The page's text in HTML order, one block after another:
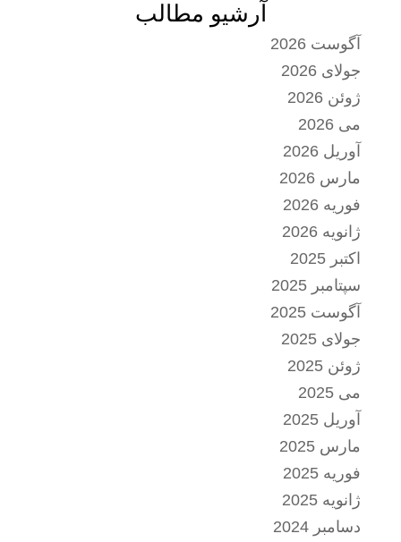
آرشیو مطالب
آگوست 2026
جولای 2026
ژوئن 2026
می 2026
آوریل 2026
مارس 2026
فوریه 2026
ژانویه 2026
اکتبر 2025
سپتامبر 2025
آگوست 2025
جولای 2025
ژوئن 2025
می 2025
آوریل 2025
مارس 2025
فوریه 2025
ژانویه 2025
دسامبر 2024